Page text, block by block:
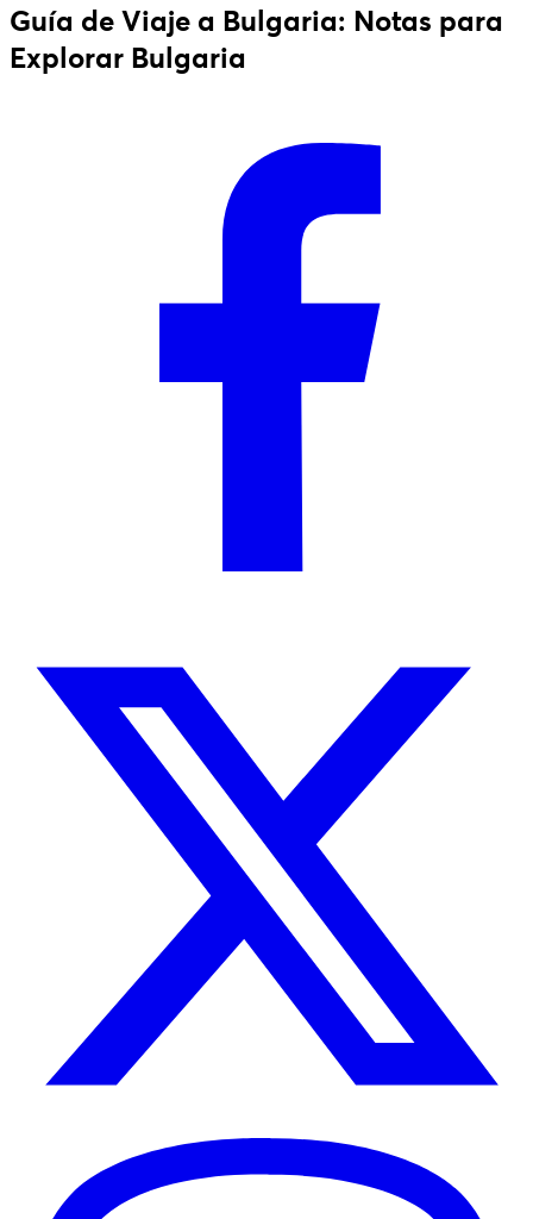
Guía de Viaje a Bulgaria: Notas para
Explorar Bulgaria